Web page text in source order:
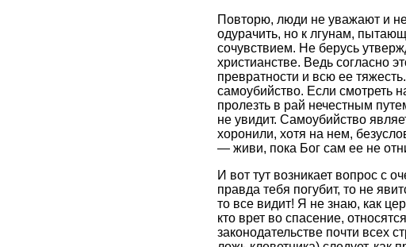
Повторю, люди не уважают и
одурачить, но к лгунам,
сочувствием. Не берусь
христианстве. Ведь согласно
превратности и всю ее
самоубийство. Если смотреть
пролезть в рай нечестным
не увидит. Самоубийство
хоронили, хотя на нем,
— живи, пока Бог сам ее не
И вот тут возникает вопрос с
правда тебя погубит, то не
то все видит! Я не знаю, как
кто врет во спасение,
законодательстве почти всех